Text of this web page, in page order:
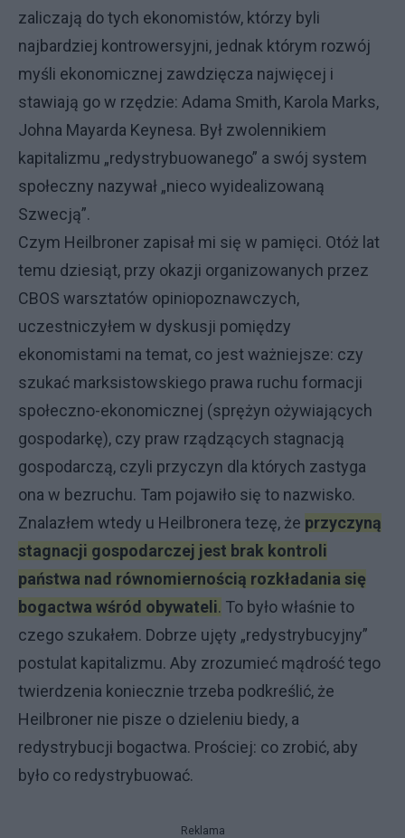
zaliczają do tych ekonomistów, którzy byli
najbardziej kontrowersyjni, jednak którym rozwój
myśli ekonomicznej zawdzięcza najwięcej i
stawiają go w rzędzie: Adama Smith, Karola Marks,
Johna Mayarda Keynesa. Był zwolennikiem
kapitalizmu „redystrybuowanego” a swój system
społeczny nazywał „nieco wyidealizowaną
Szwecją”.
Czym Heilbroner zapisał mi się w pamięci. Otóż lat
temu dziesiąt, przy okazji organizowanych przez
CBOS warsztatów opiniopoznawczych,
uczestniczyłem w dyskusji pomiędzy
ekonomistami na temat, co jest ważniejsze: czy
szukać marksistowskiego prawa ruchu formacji
społeczno-ekonomicznej (sprężyn ożywiających
gospodarkę), czy praw rządzących stagnacją
gospodarczą, czyli przyczyn dla których zastyga
ona w bezruchu. Tam pojawiło się to nazwisko.
Znalazłem wtedy u Heilbronera tezę, że przyczyną
stagnacji gospodarczej jest brak kontroli
państwa nad równomiernością rozkładania się
bogactwa wśród obywateli. To było właśnie to
czego szukałem. Dobrze ujęty „redystrybucyjny”
postulat kapitalizmu. Aby zrozumieć mądrość tego
twierdzenia koniecznie trzeba podkreślić, że
Heilbroner nie pisze o dzieleniu biedy, a
redystrybucji bogactwa. Prościej: co zrobić, aby
było co redystrybuować.
Reklama